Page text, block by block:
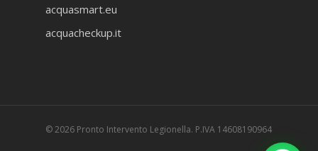
acquasmart.eu
acquacheckup.it
© 2026 Pronto Intervento Legionella. P.IVA 14608190964